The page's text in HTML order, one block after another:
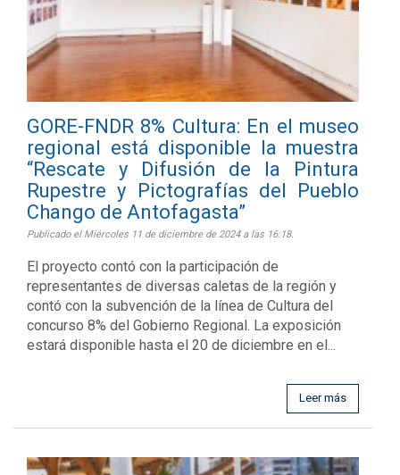
GORE-FNDR 8% Cultura: En el museo
regional está disponible la muestra
“Rescate y Difusión de la Pintura
Rupestre y Pictografías del Pueblo
Chango de Antofagasta”
Publicado el Miércoles 11 de diciembre de 2024 a las 16:18.
El proyecto contó con la participación de
representantes de diversas caletas de la región y
contó con la subvención de la línea de Cultura del
concurso 8% del Gobierno Regional. La exposición
estará disponible hasta el 20 de diciembre en el...
Leer más